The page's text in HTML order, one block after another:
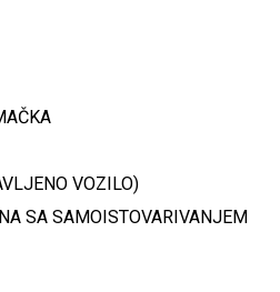
VOZILO)
SA SAMOISTOVARIVANJEM